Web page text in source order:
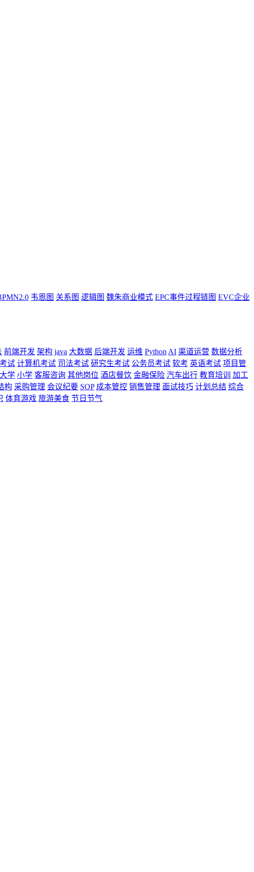
韦恩图 关系图 逻辑图 魏朱商业模式 EPC事件过程链图 EVC企业
前端开发 架构 java 大数据 后端开发 运维 Python AI 渠道运营 数据分析
试 计算机考试 司法考试 研究生考试 公务员考试 软考 英语考试 项目管
大学 小学 客服咨询 其他岗位 酒店餐饮 金融保险 汽车出行 教育培训
加工
构 采购管理 会议纪要 SOP 成本管控 销售管理 面试技巧 计划总结 综合
体育游戏 旅游美食 节日节气